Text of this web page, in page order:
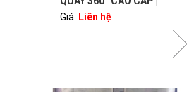
BẢN LỀ PIVOT – SANG
Giá: Liên hệ